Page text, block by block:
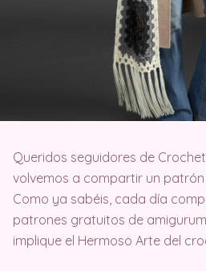
Queridos seguidores de
volvemos a compartir un
Como ya sabéis, cada día
patrones gratuitos de
implique el Hermoso Arte del